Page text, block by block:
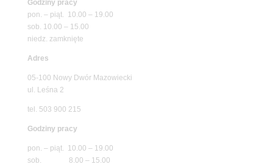
Godziny pracy
pon. – piąt. 10.00 – 19.00
sob. 10.00 – 15.00
niedz. zamknięte
Adres
05-100 Nowy Dwór Mazowiecki
ul. Leśna 2
tel. 503 900 215
Godziny pracy
pon. – piąt. 10.00 – 19.00
sob. 8.00 – 15.00